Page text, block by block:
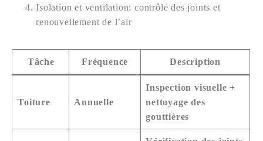
Isolation et ventilation: contrôle des joints et
renouvellement de l’air
Tâche Fréquence Description
Toiture Annuelle
Inspection visuelle +
nettoyage des
gouttières